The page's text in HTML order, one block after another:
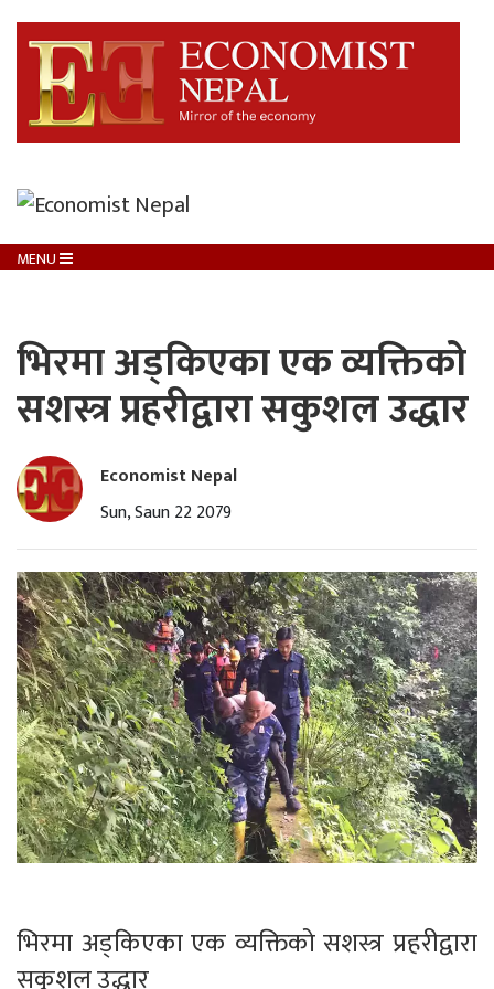
MENU
भिरमा अड्किएका एक व्यक्तिको
सशस्त्र प्रहरीद्वारा सकुशल उद्धार
Economist Nepal
Sun, Saun 22 2079
भिरमा अड्किएका एक व्यक्तिको सशस्त्र प्रहरीद्वारा
सकुशल उद्धार